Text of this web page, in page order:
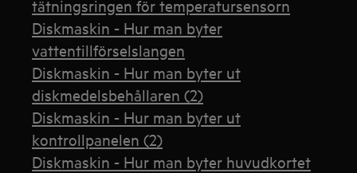
tätningsringen för temperatursensorn
Diskmaskin - Hur man byter
vattentillförselslangen
Diskmaskin - Hur man byter ut
diskmedelsbehållaren (2)
Diskmaskin - Hur man byter ut
kontrollpanelen (2)
Diskmaskin - Hur man byter huvudkortet